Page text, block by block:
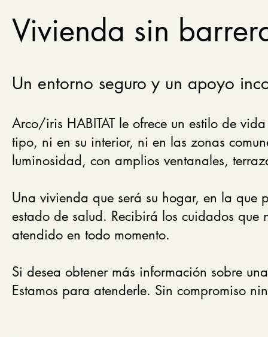
Vivienda sin
Un entorno seguro y un apoyo
Arco/iris HABITAT le ofrece un estilo de
tipo, ni en su interior, ni en las zonas
luminosidad, con amplios ventanales,
Una vivienda que será su hogar, en la
estado de salud. Recibirá los cuidados que
atendido en todo momento.
Si desea obtener más información sobre
Estamos para atenderle. Sin compromiso